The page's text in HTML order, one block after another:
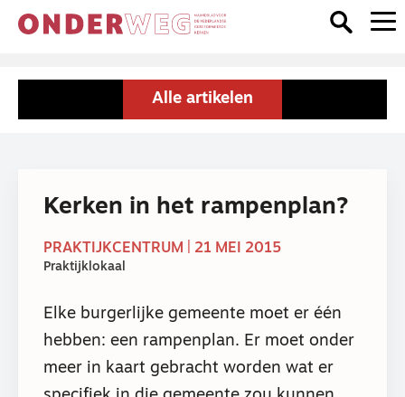
Alle artikelen
Kerken in het rampenplan?
PRAKTIJKCENTRUM | 21 MEI 2015
Praktijklokaal
Elke burgerlijke gemeente moet er één
hebben: een rampenplan. Er moet onder
meer in kaart gebracht worden wat er